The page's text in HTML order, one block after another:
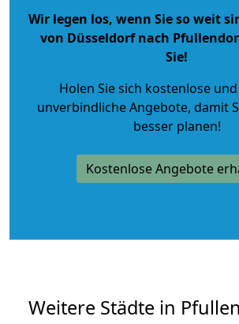
Wir legen los, wenn Sie so weit
von Düsseldorf nach
Sie!
Holen Sie sich kostenlose
unverbindliche Angebote, damit
besser planen!
Kostenlose Angebote
Weitere Städte in